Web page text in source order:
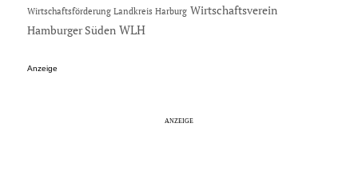
Wirtschaftsförderung Landkreis Harburg Wirtschaftsverein
Hamburger Süden WLH
Anzeige